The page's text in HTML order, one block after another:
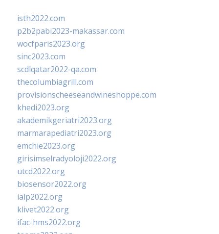
isth2022.com
p2b2pabi2023-makassar.com
wocfparis2023.org
sinc2023.com
scdlqatar2022-qa.com
thecolumbiagrill.com
provisionscheeseandwineshoppe.com
khedi2023.org
akademikgeriatri2023.org
marmarapediatri2023.org
emchie2023.org
girisimselradyoloji2022.org
utcd2022.org
biosensor2022.org
ialp2022.org
klivet2022.org
ifac-hms2022.org